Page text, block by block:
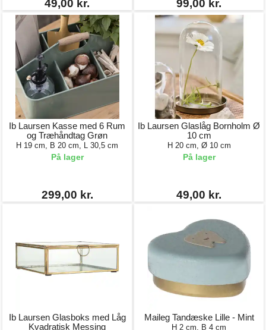
49,00 kr. 99,00 kr.
Ib Laursen Kasse med 6 Rum
og Træhåndtag Grøn
H 19 cm, B 20 cm, L 30,5 cm
På lager
299,00 kr.
Ib Laursen Glaslåg Bornholm Ø
10 cm
H 20 cm, Ø 10 cm
På lager
49,00 kr.
Ib Laursen Glasboks med Låg
Kvadratisk Messing
Maileg Tandæske Lille - Mint
H 2 cm, B 4 cm